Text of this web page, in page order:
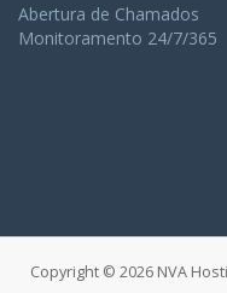
Abertura de Chamados
Monitoramento 24/7/365
Copyright © 2026 NVA